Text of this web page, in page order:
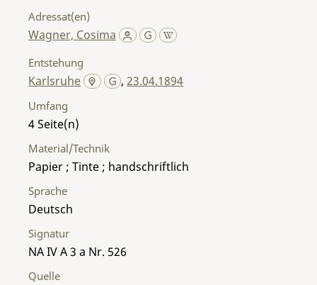
Adressat(en)
Wagner, Cosima
Entstehung
Karlsruhe ,23.04.1894
Umfang
4
Material/Technik
Papier ; Tinte ; handschriftlich
Sprache
Deutsch
Signatur
NA IV A 3 a Nr. 526
Quelle